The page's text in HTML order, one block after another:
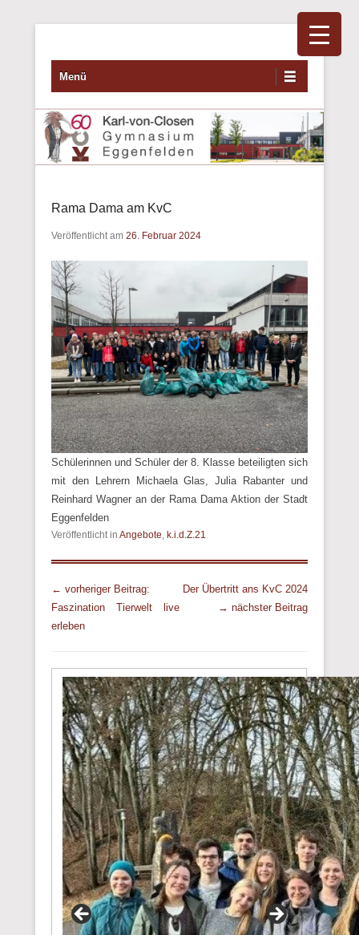
Primäres Menü
Zum Inhalt wechseln
Menü
Rama Dama am KvC
Veröffentlicht am 26. Februar 2024
Schülerinnen und Schüler der 8. Klasse beteiligten sich
mit den Lehrern Michaela Glas, Julia Rabanter und
Reinhard Wagner an der Rama Dama Aktion der Stadt
Eggenfelden
Veröffentlicht in Angebote, k.i.d.Z.21
Beitrags Übersicht
← vorheriger Beitrag:
Faszination Tierwelt live
erleben
Der Übertritt ans KvC 2024
→ nächster Beitrag